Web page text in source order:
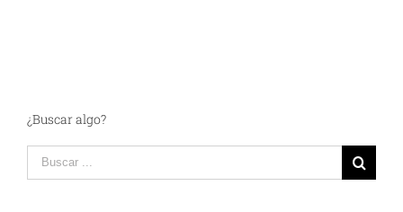
¿Buscar algo?
Search
for: